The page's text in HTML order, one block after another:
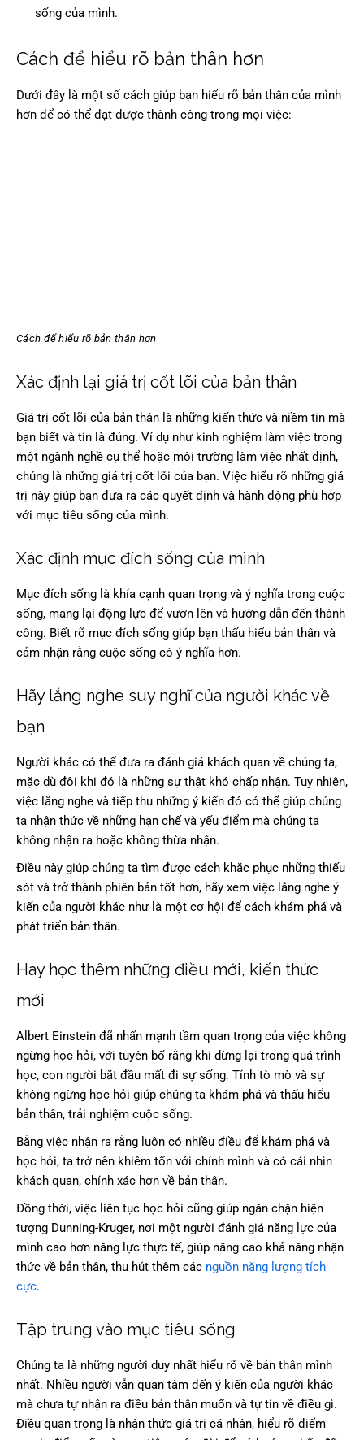
sống của mình.
Cách để hiểu rõ bản thân hơn
Dưới đây là một số cách giúp bạn hiểu rõ bản thân của mình
hơn để có thể đạt được thành công trong mọi việc:
Cách để hiểu rõ bản thân hơn
Xác định lại giá trị cốt lõi của bản thân
Giá trị cốt lõi của bản thân là những kiến thức và niềm tin mà
bạn biết và tin là đúng. Ví dụ như kinh nghiệm làm việc trong
một ngành nghề cụ thể hoặc môi trường làm việc nhất định,
chúng là những giá trị cốt lõi của bạn. Việc hiểu rõ những giá
trị này giúp bạn đưa ra các quyết định và hành động phù hợp
với mục tiêu sống của mình.
Xác định mục đích sống của mình
Mục đích sống là khía cạnh quan trọng và ý nghĩa trong cuộc
sống, mang lại động lực để vươn lên và hướng dẫn đến thành
công. Biết rõ mục đích sống giúp bạn thấu hiểu bản thân và
cảm nhận rằng cuộc sống có ý nghĩa hơn.
Hãy lắng nghe suy nghĩ của người khác về
bạn
Người khác có thể đưa ra đánh giá khách quan về chúng ta,
mặc dù đôi khi đó là những sự thật khó chấp nhận. Tuy nhiên,
việc lắng nghe và tiếp thu những ý kiến đó có thể giúp chúng
ta nhận thức về những hạn chế và yếu điểm mà chúng ta
không nhận ra hoặc không thừa nhận.
Điều này giúp chúng ta tìm được cách khắc phục những thiếu
sót và trở thành phiên bản tốt hơn, hãy xem việc lắng nghe ý
kiến của người khác như là một cơ hội để cách khám phá và
phát triển bản thân.
Hay học thêm những điều mới, kiến thức
mới
Albert Einstein đã nhấn mạnh tầm quan trọng của việc không
ngừng học hỏi, với tuyên bố rằng khi dừng lại trong quá trình
học, con người bắt đầu mất đi sự sống. Tính tò mò và sự
không ngừng học hỏi giúp chúng ta khám phá và thấu hiểu
bản thân, trải nghiệm cuộc sống.
Bằng việc nhận ra rằng luôn có nhiều điều để khám phá và
học hỏi, ta trở nên khiêm tốn với chính mình và có cái nhìn
khách quan, chính xác hơn về bản thân.
Đồng thời, việc liên tục học hỏi cũng giúp ngăn chặn hiện
tượng Dunning-Kruger, nơi một người đánh giá năng lực của
mình cao hơn năng lực thực tế, giúp nâng cao khả năng nhận
thức về bản thân, thu hút thêm các nguồn năng lượng tích
cực.
Tập trung vào mục tiêu sống
Chúng ta là những người duy nhất hiểu rõ về bản thân mình
nhất. Nhiều người vẫn quan tâm đến ý kiến của người khác
mà chưa tự nhận ra điều bản thân muốn và tự tin về điều gì.
Điều quan trọng là nhận thức giá trị cá nhân, hiểu rõ điểm